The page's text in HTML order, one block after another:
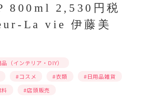
800ml 2,530円税
La vie 伊藤美
（インテリア・DIY）
#コスメ #⾐類
#⽇⽤品雑貨
#店頭販売